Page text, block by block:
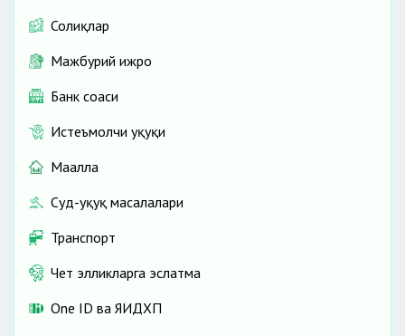
Солиқлар
Мажбурий ижро
Банк соҳаси
Истеъмолчи ҳуқуқи
Маҳалла
Суд-ҳуқуқ масалалари
Транспорт
Чет элликларга эслатма
One ID ва ЯИДХП